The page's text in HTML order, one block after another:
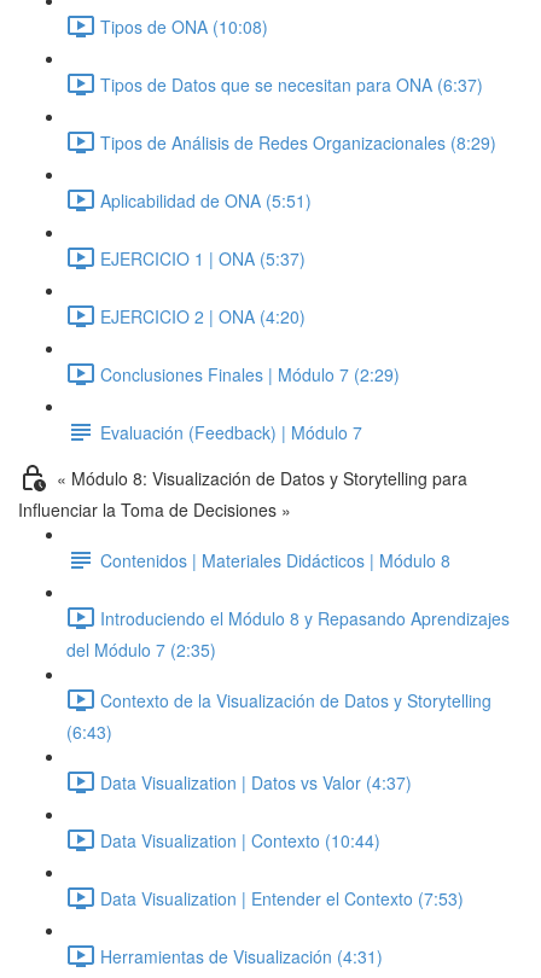
Tipos de ONA (10:08)
Tipos de Datos que se necesitan para ONA (6:37)
Tipos de Análisis de Redes Organizacionales (8:29)
Aplicabilidad de ONA (5:51)
EJERCICIO 1 | ONA (5:37)
EJERCICIO 2 | ONA (4:20)
Conclusiones Finales | Módulo 7 (2:29)
Evaluación (Feedback) | Módulo 7
« Módulo 8: Visualización de Datos y Storytelling para
Influenciar la Toma de Decisiones »
Contenidos | Materiales Didácticos | Módulo 8
Introduciendo el Módulo 8 y Repasando Aprendizajes
del Módulo 7 (2:35)
Contexto de la Visualización de Datos y Storytelling
(6:43)
Data Visualization | Datos vs Valor (4:37)
Data Visualization | Contexto (10:44)
Data Visualization | Entender el Contexto (7:53)
Herramientas de Visualización (4:31)